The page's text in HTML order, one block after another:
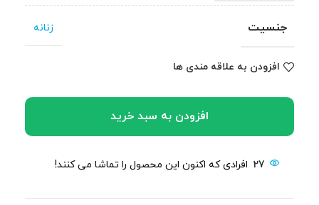
جنسیت زنانه
افزودن به علاقه مندی ها
افزودن به سبد خرید
27 افرادی که اکنون این محصول را تماشا می کنند!